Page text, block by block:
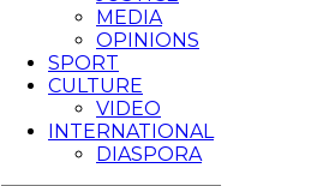
MEDIA
OPINIONS
SPORT
CULTURE
VIDEO
INTERNATIONAL
DIASPORA